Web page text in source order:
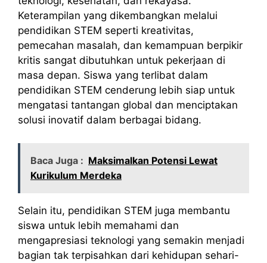
Keterampilan yang dikembangkan melalui
pendidikan STEM seperti kreativitas,
pemecahan masalah, dan kemampuan berpikir
kritis sangat dibutuhkan untuk pekerjaan di
masa depan. Siswa yang terlibat dalam
pendidikan STEM cenderung lebih siap untuk
mengatasi tantangan global dan menciptakan
solusi inovatif dalam berbagai bidang.
Baca Juga : Maksimalkan Potensi Lewat
Kurikulum Merdeka
Selain itu, pendidikan STEM juga membantu
siswa untuk lebih memahami dan
mengapresiasi teknologi yang semakin menjadi
bagian tak terpisahkan dari kehidupan sehari-